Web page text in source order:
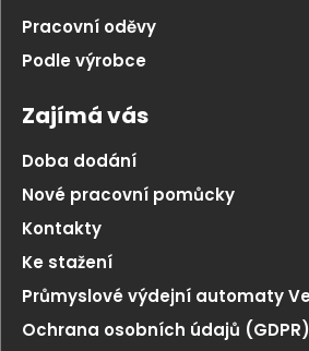
Pracovní oděvy
Podle výrobce
Zajímá vás
Doba dodání
Nové pracovní pomůcky
Kontakty
Ke stažení
Průmyslové výdejní automaty
Ochrana osobních údajů (GDPR)